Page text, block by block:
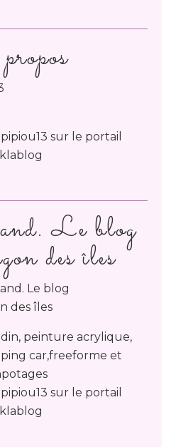
Le blog
des îles
peinture acrylique,
car,freeforme et
pipiou13 sur le portail
pipiou13 sur le portail